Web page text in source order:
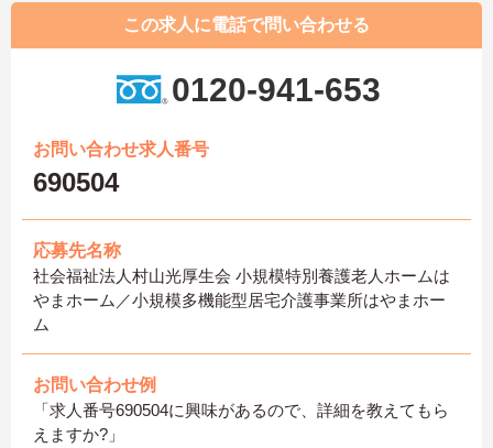
この求人に電話で問い合わせる
0120-941-653
お問い合わせ求人番号
690504
応募先名称
社会福祉法人村山光厚生会 小規模特別養護老人ホームは
やまホーム／小規模多機能型居宅介護事業所はやまホー
ム
お問い合わせ例
「求人番号690504に興味があるので、詳細を教えてもら
えますか?」